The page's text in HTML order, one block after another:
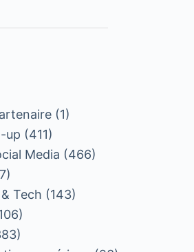
(1)
up (411)
Media (466)
Tech (143)